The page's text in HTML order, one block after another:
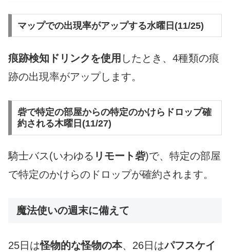
マップでの出現率がアップする水曜日(11/25)
痕跡検知ドリンクを使用 したとき、4種類の痕
跡の出現率がアップします。
砦で特定の部屋からの特定のかけらドロップ確
約される木曜日(11/27)
騎士バス(いわゆる リモート砦)で、特定の部屋
で特定のかけらのドロップが確約されます。
魔法使いの週末に備えて
25日は怪物的な怪物の本、26日はパフスケイ